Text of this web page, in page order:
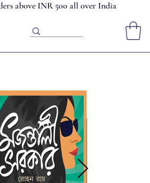
above INR 500 all over India